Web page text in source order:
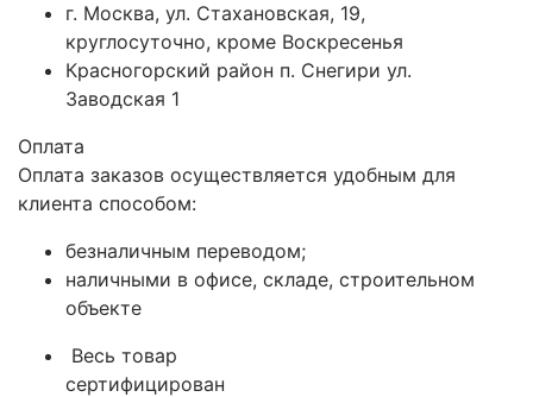
г. Москва, ул. Стахановская, 19,
круглосуточно, кроме Воскресенья
Красногорский район п. Снегири ул.
Заводская 1
Оплата
Оплата заказов осуществляется удобным для
клиента способом:
безналичным переводом;
наличными в офисе, складе, строительном
объекте
Весь товар
сертифицирован